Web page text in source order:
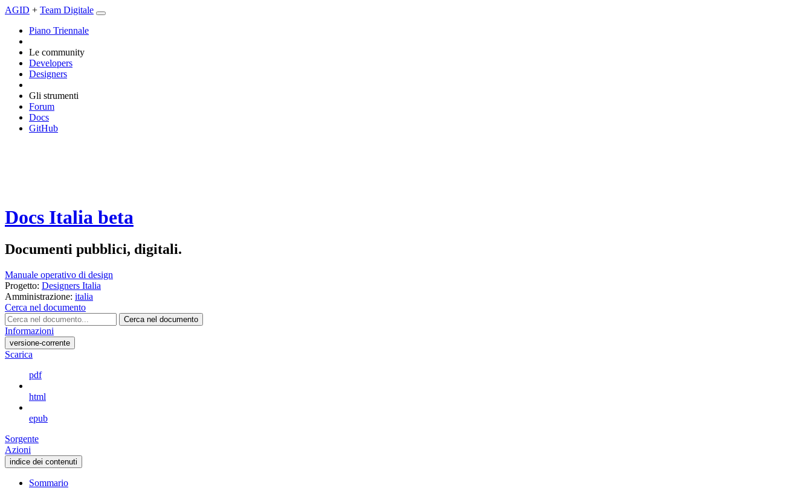
AGID + Team Digitale
Piano Triennale
Le community
Developers
Designers
Gli strumenti
Forum
Docs
GitHub
Docs Italia beta
Documenti pubblici, digitali.
Manuale operativo di design
Progetto: Designers Italia
Amministrazione: italia
Cerca nel documento
Cerca nel documento
Informazioni
versione-corrente
Scarica
pdf
html
epub
Sorgente
Azioni
indice dei contenuti
Sommario